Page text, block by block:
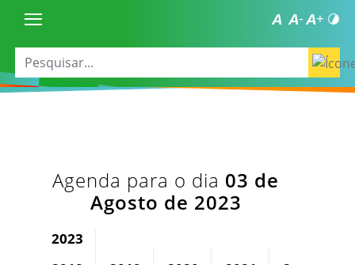
Agenda para o dia 03 de
Agosto de 2023
2023